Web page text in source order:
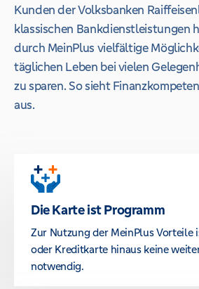
Kunden der Volksbanken
klassischen Bankdienstleistungen
durch MeinPlus vielfältige
täglichen Leben bei vielen
zu sparen. So sieht
aus.
Die Karte ist Programm
Zur Nutzung der MeinPlus Vorteile
oder Kreditkarte hinaus keine
notwendig.